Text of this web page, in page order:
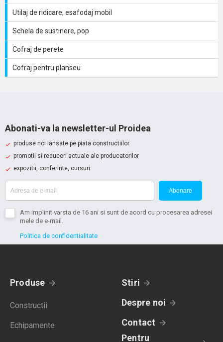
Utilaj de ridicare, esafodaj mobil
Schela de sustinere, pop
Cofraj de perete
Cofraj pentru planseu
Abonati-va la newsletter-ul Proidea
produse noi lansate pe piata constructiilor
promotii si reduceri actuale ale producatorilor
expozitii, conferinte, cursuri
Abonare
Am implinit varsta de 16 ani si sunt de acord cu procesarea adresei
mele de e-mail.
Politica de confidentialitate
Produse
Constructii
Echipamente
Stiri
Despre noi
Contact
Pentru